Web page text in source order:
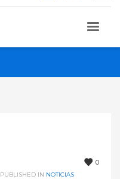
0
PUBLISHED IN NOTICIAS